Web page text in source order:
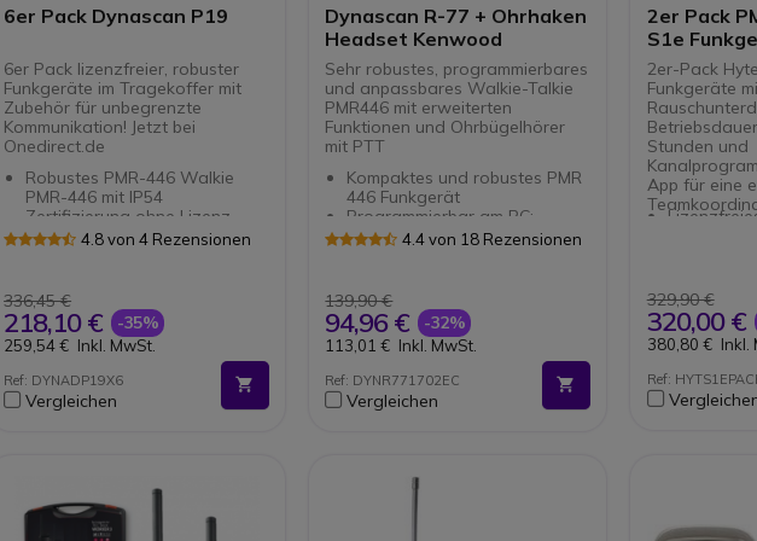
6er Pack Dynascan P19
6er Pack lizenzfreier, robuster
Funkgeräte im Tragekoffer mit
Zubehör für unbegrenzte
Kommunikation! Jetzt bei
Onedirect.de
Robustes PMR-446 Walkie
PMR-446 mit IP54
Zertifizierung ohne Lizenz
Reichweite von 10km unter
(DCS+CTCSS)
4.8 von 4 Rezensionen
336,45 €
218,10 € -35%
259,54 € Inkl. MwSt.
Ref: DYNADP19X6
Vergleichen
Dynascan R-77 + Ohrhaken
Headset Kenwood
Sehr robustes, programmierbares
und anpassbares Walkie-Talkie
PMR446 mit erweiterten
Funktionen und Ohrbügelhörer
mit PTT
Kompaktes und robustes PMR
446 Funkgerät
Programmierbar am PC:
einfache Software
und DCS
Für Kenwood Funkgerät mit 2
Pins
Headset mit Ohrhaken
Push-to-Talk Mikrofon
4.4 von 18 Rezensionen
139,90 €
94,96 € -32%
113,01 € Inkl. MwSt.
Ref: DYNR771702EC
Vergleichen
2er Pack PMR446 Hytera
S1e
2er-Pack
Funkgeräte
Stunden und
App für eine
KI-basierte
klare
in lauten
329,90 €
320,00 €
380,80 € Inkl.
Ref: